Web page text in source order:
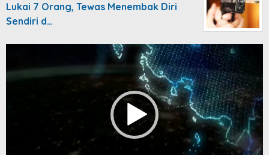
Lukai 7 Orang, Tewas Menembak Diri
Sendiri d…